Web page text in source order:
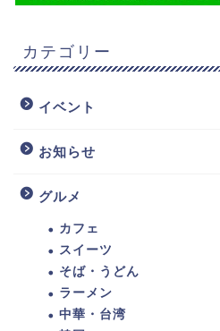
カテゴリー
イベント
お知らせ
グルメ
カフェ
スイーツ
そば・うどん
ラーメン
中華・台湾